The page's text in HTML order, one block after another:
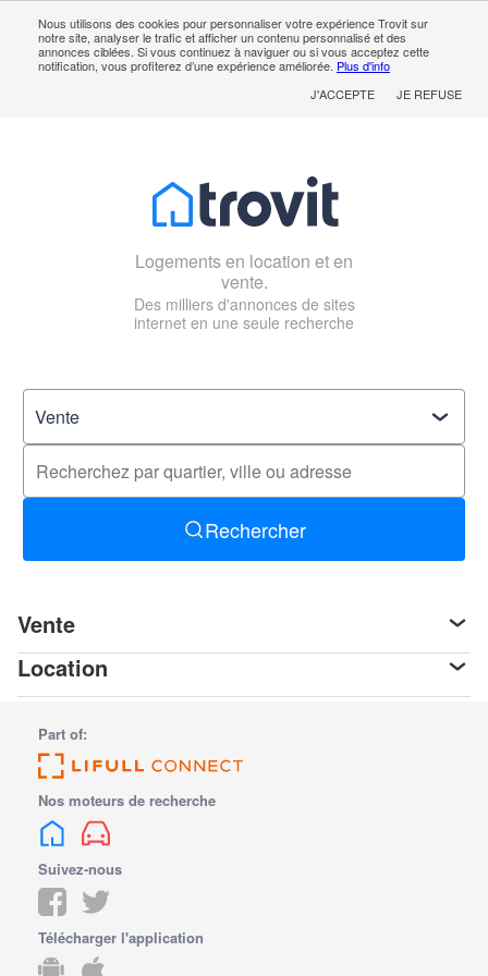
Nous utilisons des cookies pour personnaliser votre expérience Trovit sur
notre site, analyser le trafic et afficher un contenu personnalisé et des
annonces ciblées. Si vous continuez à naviguer ou si vous acceptez cette
notification, vous profiterez d’une expérience améliorée. Plus d'info
J'ACCEPTE
JE REFUSE
Logements en location et en
vente.
Des milliers d'annonces de sites
internet en une seule recherche
Rechercher
Vente
Location
Part of:
Nos moteurs de recherche
Suivez-nous
Télécharger l'application